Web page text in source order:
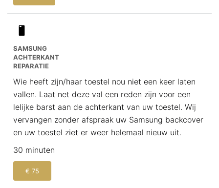
SAMSUNG
ACHTERKANT
REPARATIE
Wie heeft zijn/haar toestel nou niet een keer laten
vallen. Laat net deze val een reden zijn voor een
lelijke barst aan de achterkant van uw toestel. Wij
vervangen zonder afspraak uw Samsung backcover
en uw toestel ziet er weer helemaal nieuw uit.
30 minuten
€ 75